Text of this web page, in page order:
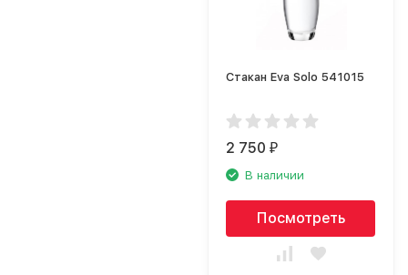
Стакан Eva Solo 541015
2 750₽
В наличии
Посмотреть